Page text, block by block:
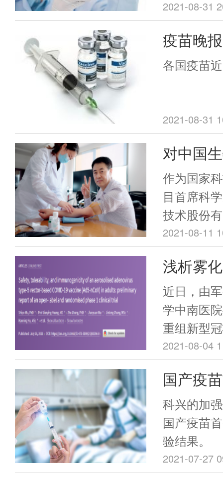
责人表示
效果，从
够得到提
加强接种：
2021-08-31
疫苗晚
全程接
各国疫苗
2021-08-31
对中国
专访：
市疫苗
作为国家
目首席科
技术股份
生物）董
带头打下
是奖杯上“
2021-08-11
浅析雾
Ad5-
近日，由
学中南医
重组新型
毒载体）
的相关临
术期刊《
[1]，是全
苗黏膜免
2021-08-04
国产疫
临床试
科兴的加
国产疫苗
验结果。
2021-07-27